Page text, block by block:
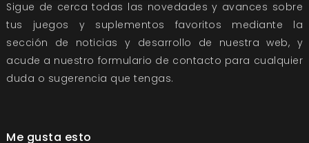
Sigue de cerca todas las novedades y avances sobre
tus juegos y suplementos favoritos mediante la
sección de noticias y desarrollo de nuestra web, y
acude a nuestro formulario de contacto para cualquier
duda o sugerencia que tengas.
Me gusta esto